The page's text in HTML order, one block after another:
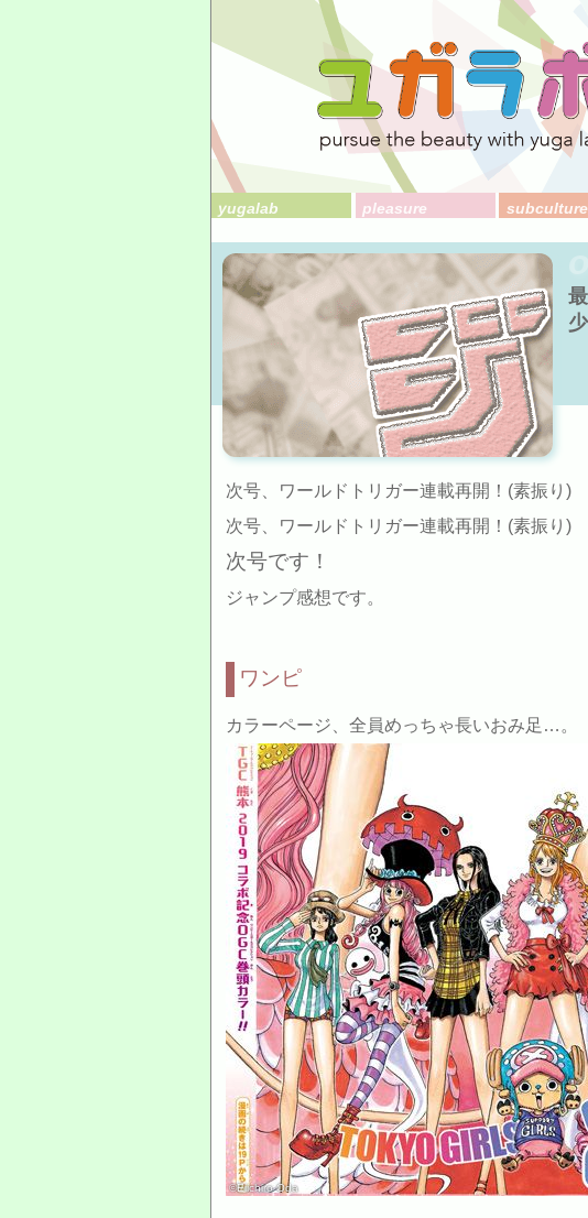
yugalab pleasure subculture
次号、ワールドトリガー連載再開！(素振り)
次号、ワールドトリガー連載再開！(素振り)
次号です！
ジャンプ感想です。
ワンピ
カラーページ、全員めっちゃ長いおみ足…。
©Eiichiro Oda